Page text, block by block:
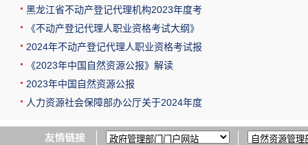
黑龙江省不动产登记代理机构2023年度考
《不动产登记代理人职业资格考试大纲》
2024年不动产登记代理人职业资格考试报
《2023年中国自然资源公报》解读
2023年中国自然资源公报
人力资源社会保障部办公厅关于2024年度